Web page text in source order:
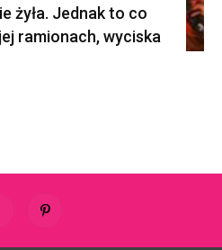
żyła. Jednak to co
ramionach, wyciska